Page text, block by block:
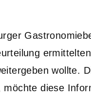
wollte.
möchte diese